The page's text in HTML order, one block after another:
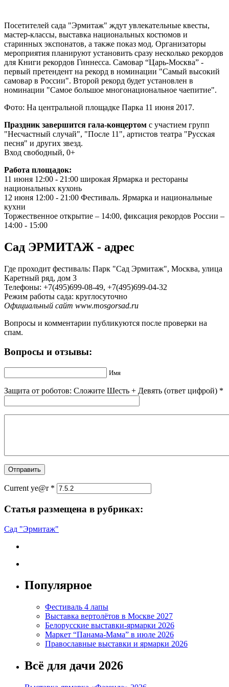
Посетителей сада "Эрмитаж" ждут увлекательные квесты,
мастер-классы, выставка национальных костюмов и
старинных экспонатов, а также показ мод. Организаторы
мероприятия планируют установить сразу несколько рекордов
для Книги рекордов Гиннесса. Самовар “Царь-Москва” -
первый претендент на рекорд в номинации "Самый высокий
самовар в России". Второй рекорд будет установлен в
номинации "Самое большое многонациональное чаепитие".
Фото: На центральной площадке Парка 11 июня 2017.
Праздник завершится гала-концертом с участием групп
"Несчастный случай", "После 11", артистов театра "Русская
песня" и других звезд.
Вход свободный, 0+
Работа площадок:
11 июня 12:00 - 21:00 широкая Ярмарка и рестораны
национальных кухонь
12 июня 12:00 - 21:00 Фестиваль. Ярмарка и национальные
кухни
Торжественное открытие – 14:00, фиксация рекордов России –
14:00 - 15:00
Сад ЭРМИТАЖ - адрес
Где проходит фестиваль: Парк "Сад Эрмитаж", Москва, улица
Каретный ряд, дом 3
Телефоны: +7(495)699-08-49, +7(495)699-04-32
Режим работы сада: круглосуточно
Официальный сайт www.mosgorsad.ru
Вопросы и комментарии публикуются после проверки на
спам.
Вопросы и отзывы:
Имя
Защита от роботов: Сложите Шecть + Дeвять (ответ цифрой) *
Current ye@r *
Статья размещена в рубриках:
Сад "Эрмитаж"
Популярное
Фестиваль 4 лапы
Выставка вертолётов в Москве 2027
Белорусские выставки-ярмарки 2026
Маркет “Панама-Мама” в июле 2026
Православные выставки и ярмарки 2026
Всё для дачи 2026